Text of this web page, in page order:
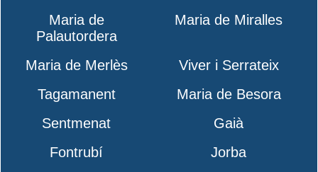
Maria de
Palautordera
Maria de Miralles
Maria de Merlès
Viver i Serrateix
Tagamanent
Maria de Besora
Sentmenat
Gaià
Fontrubí
Jorba